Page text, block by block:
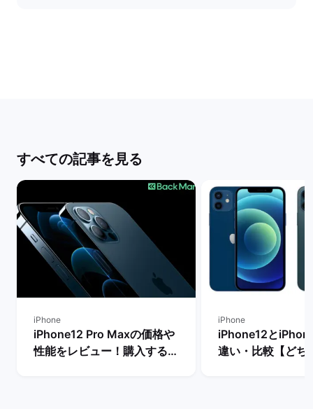
すべての記事を見る
iPhone
iPhone12 Pro Maxの価格や
性能をレビュー！購入するメ
iPhone
iPhone12と
違い・比較【どち